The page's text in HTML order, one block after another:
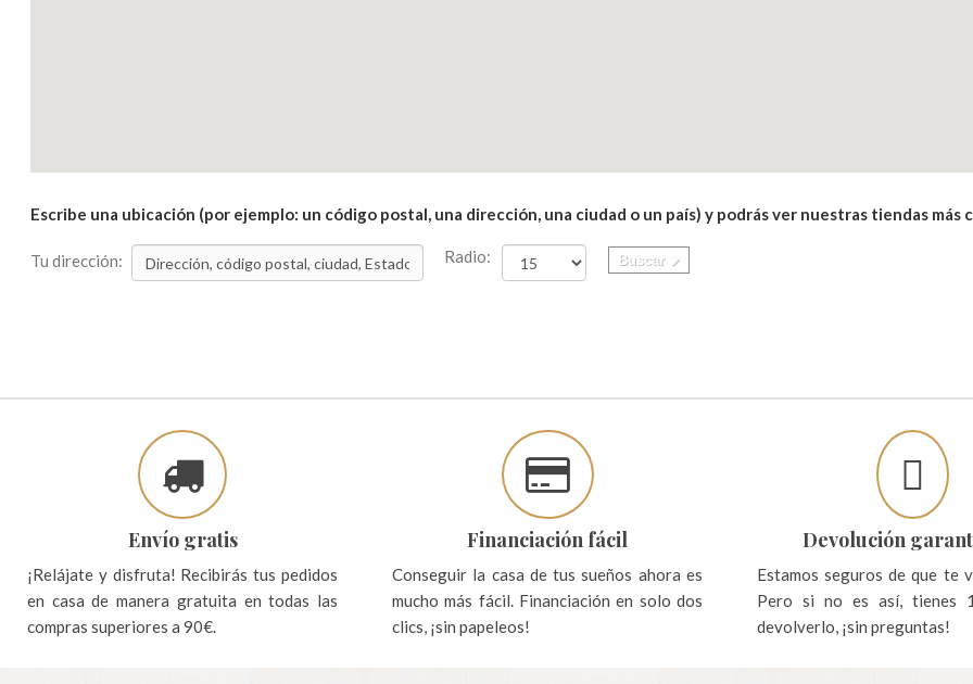
Escribe una ubicación (por ejemplo: un código postal, una dirección, una ciudad o un país) y podrás ver nuestras tiendas más
Tu dirección: Radio: Buscar
Envío gratis
¡Relájate y disfruta! Recibirás tus pedidos
en casa de manera gratuita en todas las
compras superiores a 90€.
Financiación fácil
Conseguir la casa de tus sueños ahora es
mucho más fácil. Financiación en solo dos
clics, ¡sin papeleos!
Devolución
Estamos seguros de que te
Pero si no es así, tienes
devolverlo, ¡sin preguntas!